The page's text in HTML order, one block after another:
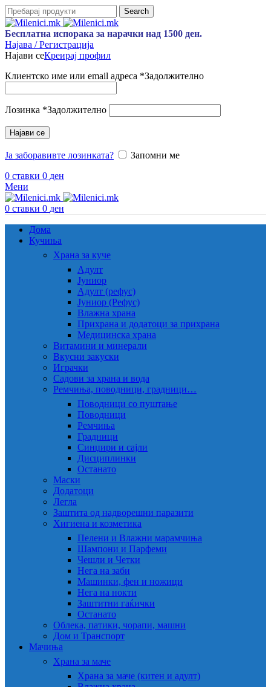
Search
Бесплатна испорака за нарачки над 1500 ден.
Најава / Регистрација
Најави сеКреирај профил
Клиентско име или email адреса *Задолжително
Лозинка *Задолжително
Најави се
Ја заборавивте лозинката?
Запомни ме
0 ставки 0 ден
Мени
0 ставки 0 ден
Дома
Кучиња
Храна за куче
Адулт
Јуниор
Адулт (рефус)
Јуниор (Рефус)
Влажна храна
Прихрана и додатоци за прихрана
Медицинска храна
Витамини и минерали
Вкусни закуски
Играчки
Садови за храна и вода
Ремчиња, поводници, градници…
Поводници со пуштање
Поводници
Ремчиња
Градници
Синџири и сајли
Дисциплинки
Останато
Маски
Додатоци
Легла
Заштита од надворешни паразити
Хигиена и козметика
Пелени и Влажни марамчиња
Шампони и Парфеми
Чешли и Четки
Нега на заби
Машинки, фен и ножици
Нега на нокти
Заштитни гаќички
Останато
Облека, патики, чорапи, машни
Дом и Транспорт
Мачиња
Храна за маче
Храна за маче (китен и адулт)